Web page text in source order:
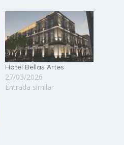
Hotel Bellas Artes
27/03/2026
Entrada similar